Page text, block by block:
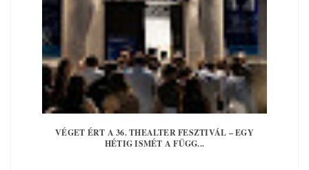
VÉGET ÉRT A 36. THEALTER FESZTIVÁL – EGY
HÉTIG ISMÉT A FÜGG...